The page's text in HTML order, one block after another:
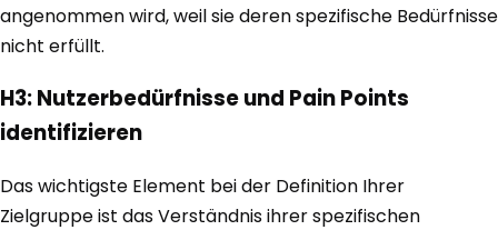
angenommen wird, weil sie deren spezifische Bedürfnisse
nicht erfüllt.
H3: Nutzerbedürfnisse und Pain Points
identifizieren
Das wichtigste Element bei der Definition Ihrer
Zielgruppe ist das Verständnis ihrer spezifischen